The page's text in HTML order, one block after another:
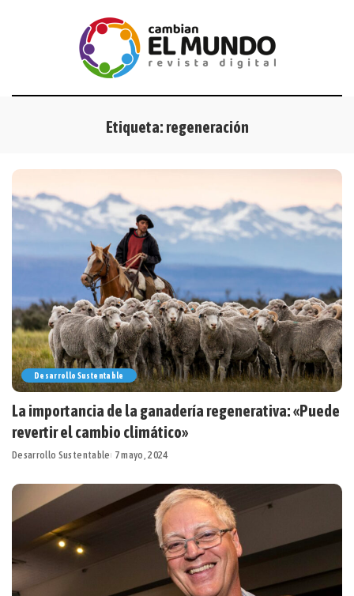
Etiqueta:regeneración
Desarrollo Sustentable
La importancia de la ganadería regenerativa: «Puede
revertir el cambio climático»
Desarrollo Sustentable 7 mayo, 2024